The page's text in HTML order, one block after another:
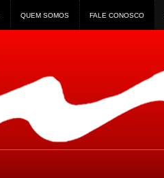
QUEM SOMOS FALE CONOSCO